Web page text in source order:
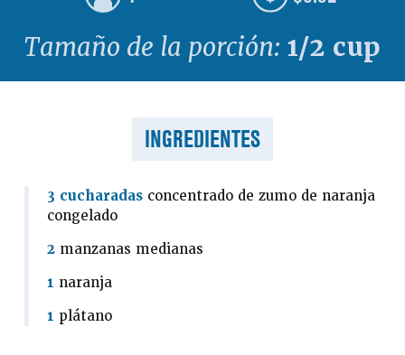
Tamaño de la porción: 1/2 cup
INGREDIENTES
3 cucharadas concentrado de zumo de naranja
congelado
2 manzanas medianas
1 naranja
1 plátano